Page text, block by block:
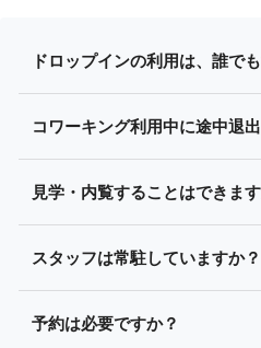
ドロップインの利用は、誰で
コワーキング利用中に途中退
見学・内覧することはできま
スタッフは常駐していますか？
予約は必要ですか？